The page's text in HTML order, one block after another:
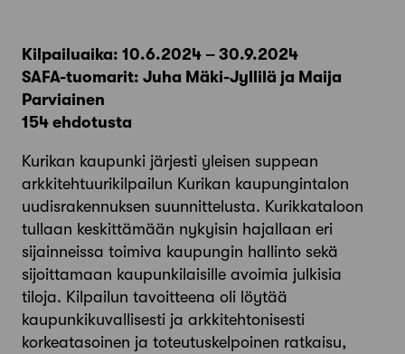
Kilpailuaika: 10.6.2024 – 30.9.2024
SAFA-tuomarit: Juha Mäki-Jyllilä ja Maija
Parviainen
154 ehdotusta
Kurikan kaupunki järjesti yleisen suppean
arkkitehtuurikilpailun Kurikan kaupungintalon
uudisrakennuksen suunnittelusta. Kurikkataloon
tullaan keskittämään nykyisin hajallaan eri
sijainneissa toimiva kaupungin hallinto sekä
sijoittamaan kaupunkilaisille avoimia julkisia
tiloja. Kilpailun tavoitteena oli löytää
kaupunkikuvallisesti ja arkkitehtonisesti
korkeatasoinen ja toteutuskelpoinen ratkaisu,